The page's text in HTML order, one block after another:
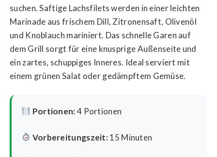
suchen. Saftige Lachsfilets werden in einer leichten
Marinade aus frischem Dill, Zitronensaft, Olivenöl
und Knoblauch mariniert. Das schnelle Garen auf
dem Grill sorgt für eine knusprige Außenseite und
ein zartes, schuppiges Inneres. Ideal serviert mit
einem grünen Salat oder gedämpftem Gemüse.
Portionen:4 Portionen
Vorbereitungszeit:15 Minuten